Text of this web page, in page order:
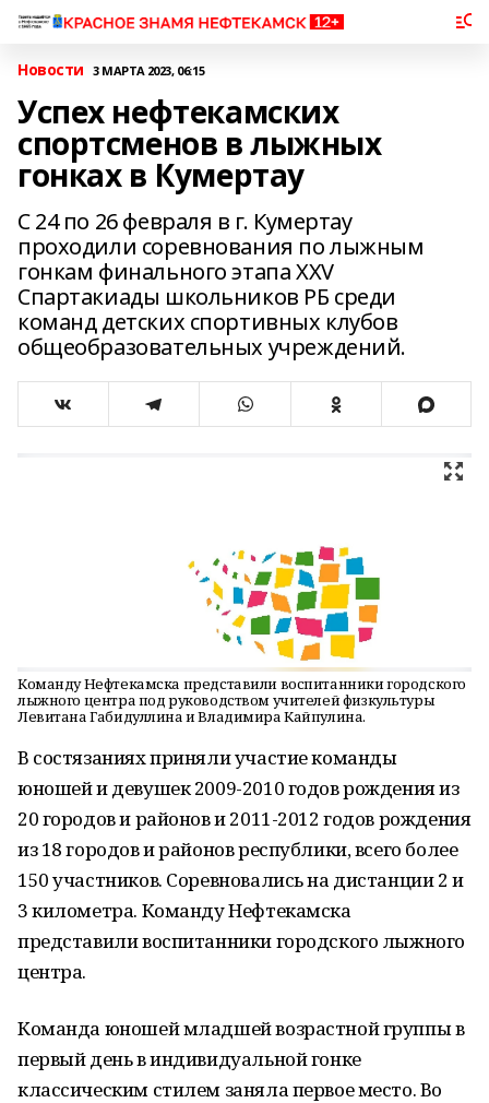
Новости 3 МАРТА 2023, 06:15
Успех нефтекамских
спортсменов в лыжных
гонках в Кумертау
С 24 по 26 февраля в г. Кумертау
проходили соревнования по лыжным
гонкам финального этапа XXV
Спартакиады школьников РБ среди
команд детских спортивных клубов
общеобразовательных учреждений.
Команду Нефтекамска представили воспитанники городского
лыжного центра под руководством учителей физкультуры
Левитана Габидуллина и Владимира Кайпулина.
В состязаниях приняли участие команды
юношей и девушек 2009-2010 годов рождения из
20 городов и районов и 2011-2012 годов рождения
из 18 городов и районов республики, всего более
150 участников. Соревновались на дистанции 2 и
3 километра. Команду Нефтекамска
представили воспитанники городского лыжного
центра.
Команда юношей младшей возрастной группы в
первый день в индивидуальной гонке
классическим стилем заняла первое место. Во